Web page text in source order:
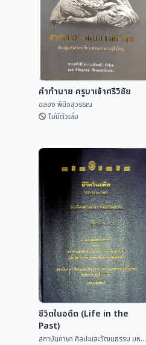
คำทำนาย ครูบาเจ้าศรี
วิชัย
ฉลอง พินิจสุวรรณ
คำทำนาย ครูบาเจ้าศรีวิชัย
ฉลอง พินิจสุวรรณ
ไม่มีตัวเล่ม
ชีวิตในอดีต (Life in the
Past)
สถาบันภาษา ศิลปะและวัฒนธรรม มห...